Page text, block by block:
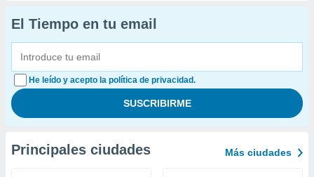
El Tiempo en tu email
He leído y acepto la política de privacidad.
Principales ciudades Más ciudades